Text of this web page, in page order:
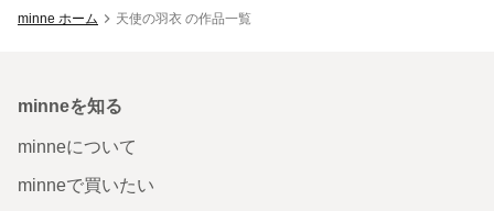
minne ホーム 天使の羽衣 の作品一覧
minneを知る
minneについて
minneで買いたい